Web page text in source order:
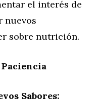
el interés de
nuevos
sobre nutrición.
Sabores: